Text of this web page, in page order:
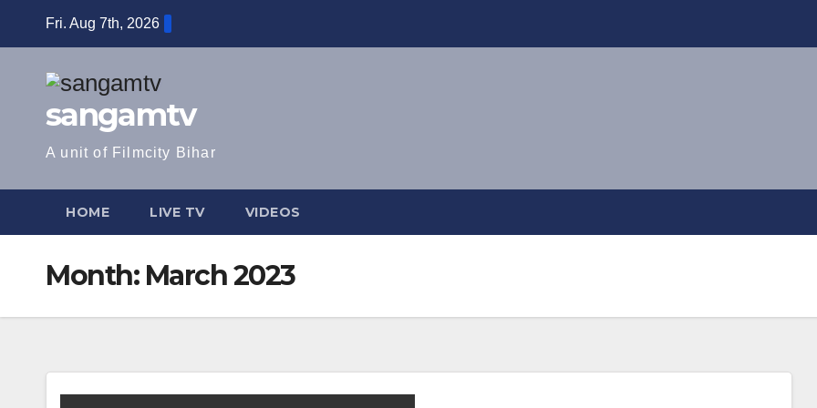
Fri. Aug 7th, 2026
sangamtv
A unit of Filmcity Bihar
HOME LIVE TV VIDEOS
Month: March 2023